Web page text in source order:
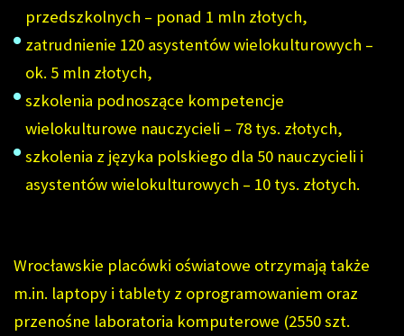
przedszkolnych – ponad 1 mln złotych,
zatrudnienie 120 asystentów wielokulturowych –
ok. 5 mln złotych,
szkolenia podnoszące kompetencje
wielokulturowe nauczycieli – 78 tys. złotych,
szkolenia z języka polskiego dla 50 nauczycieli i
asystentów wielokulturowych – 10 tys. złotych.
Wrocławskie placówki oświatowe otrzymają także
m.in. laptopy i tablety z oprogramowaniem oraz
przenośne laboratoria komputerowe (2550 szt.